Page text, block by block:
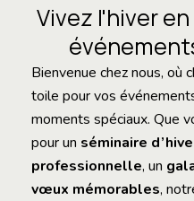
Vivez l'hiver
Bienvenue chez nous, où
toile pour vos
moments spéciaux. Que
pour un séminaire
professionnelle, un
vœux mémorables,